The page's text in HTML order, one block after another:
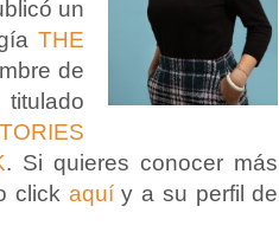
un
THE
de
. Si quieres conocer más
click aquíy a su perfil de